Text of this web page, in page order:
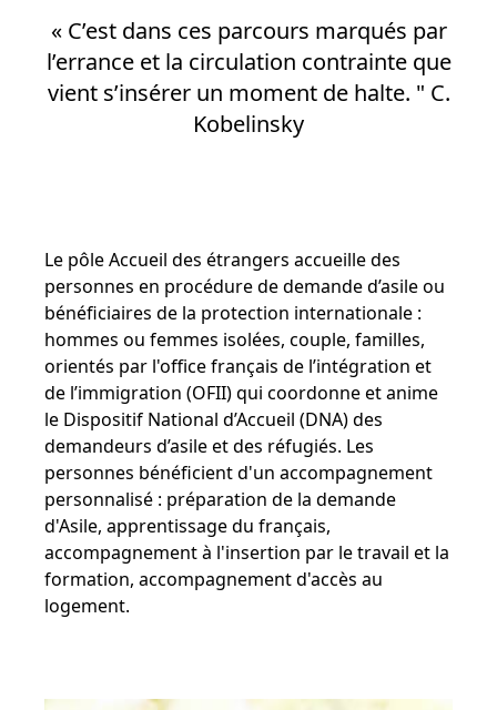
« C’est dans ces parcours marqués par
l’errance et la circulation contrainte que
vient s’insérer un moment de halte. " C.
Kobelinsky
Le pôle Accueil des étrangers accueille des
personnes en procédure de demande d’asile ou
bénéficiaires de la protection internationale :
hommes ou femmes isolées, couple, familles,
orientés par l'office français de l’intégration et
de l’immigration (OFII) qui coordonne et anime
le Dispositif National d’Accueil (DNA) des
demandeurs d’asile et des réfugiés. Les
personnes bénéficient d'un accompagnement
personnalisé : préparation de la demande
d'Asile, apprentissage du français,
accompagnement à l'insertion par le travail et la
formation, accompagnement d'accès au
logement.